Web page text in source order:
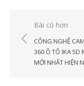
Điều
hướng
viết
Bài cũ hơn
CÔNG NGHỆ
360 Ô TÔ IKA 5D
MỚI NHẤT HIỆN